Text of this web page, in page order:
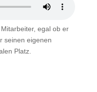
egal ob er
seinen eigenen
Platz.